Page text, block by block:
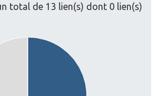
total de 13 lien(s) dont 0 lien(s)